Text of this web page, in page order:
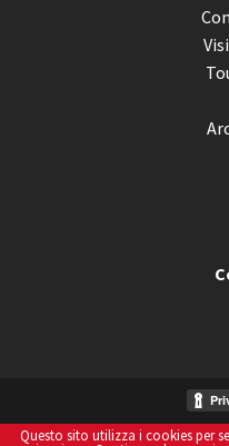
Questo sito utilizza i cookies per